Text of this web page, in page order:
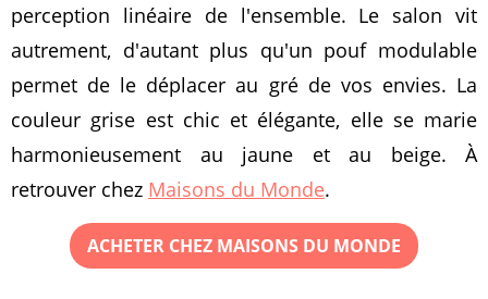
perception linéaire de l'ensemble. Le salon vit
autrement, d'autant plus qu'un pouf modulable
permet de le déplacer au gré de vos envies. La
couleur grise est chic et élégante, elle se marie
harmonieusement au jaune et au beige. À
retrouver chez Maisons du Monde.
ACHETER CHEZ MAISONS DU MONDE